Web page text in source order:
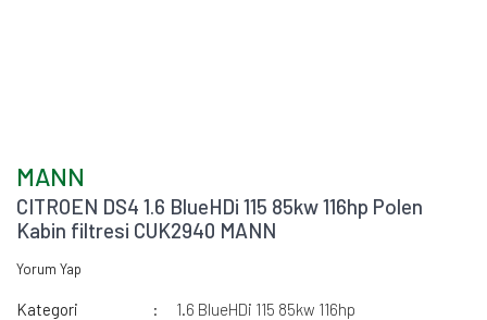
MANN
CITROEN DS4 1.6 BlueHDi 115 85kw 116hp Polen
Kabin filtresi CUK2940 MANN
Yorum Yap
Kategori
1.6 BlueHDi 115 85kw 116hp